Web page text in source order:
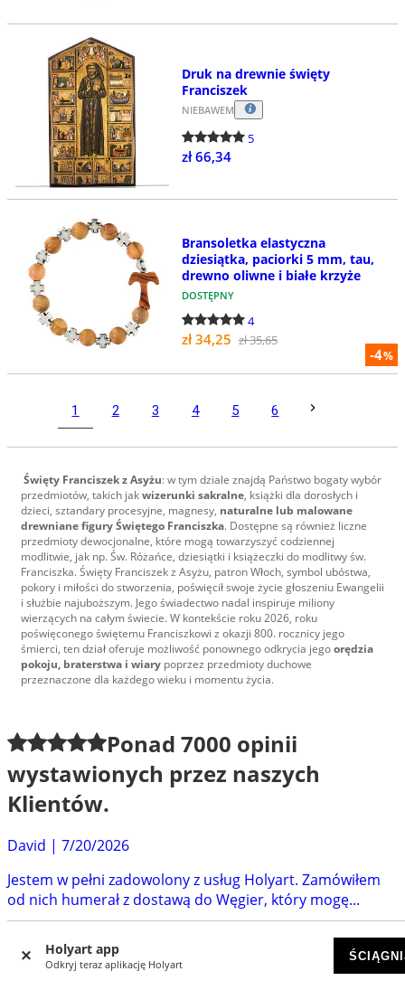
Holyart app
Odkryj teraz aplikację Holyart
Druk na drewnie święty
Franciszek
NIEBAWEM
5
zł 66,34
-4%
Bransoletka elastyczna
dziesiątka, paciorki 5 mm, tau,
drewno oliwne i białe krzyże
DOSTĘPNY
4
zł 34,25 zł 35,65
1 2 3 4 5 6
Święty Franciszek z Asyżu: w tym dziale znajdą Państwo bogaty wybór
przedmiotów, takich jakwizerunki sakralne, książki dla dorosłych i
dzieci, sztandary procesyjne, magnesy, naturalne lub malowane
drewniane figury Świętego Franciszka. Dostępne są również liczne
przedmioty dewocjonalne, które mogą towarzyszyć codziennej
modlitwie, jak np. Św. Różańce, dziesiątki i książeczki do modlitwy św.
Franciszka. Święty Franciszek z Asyżu, patron Włoch, symbol ubóstwa,
pokory i miłości do stworzenia, poświęcił swoje życie głoszeniu Ewangelii
i służbie najuboższym. Jego świadectwo nadal inspiruje miliony
wierzących na całym świecie. W kontekście roku 2026, roku
poświęconego świętemu Franciszkowi z okazji 800. rocznicy jego
śmierci, ten dział oferuje możliwość ponownego odkrycia jegoorędzia
pokoju, braterstwa i wiary poprzez przedmioty duchowe
przeznaczone dla każdego wieku i momentu życia.
Ponad 7000 opinii
wystawionych przez naszych
Klientów.
David | 7/20/2026
Jestem w pełni zadowolony z usług Holyart. Zamówiłem
od nich humerał z dostawą do Węgier, który mogę...
Super obsługa i szybkie bezpieczne dostarczenie.